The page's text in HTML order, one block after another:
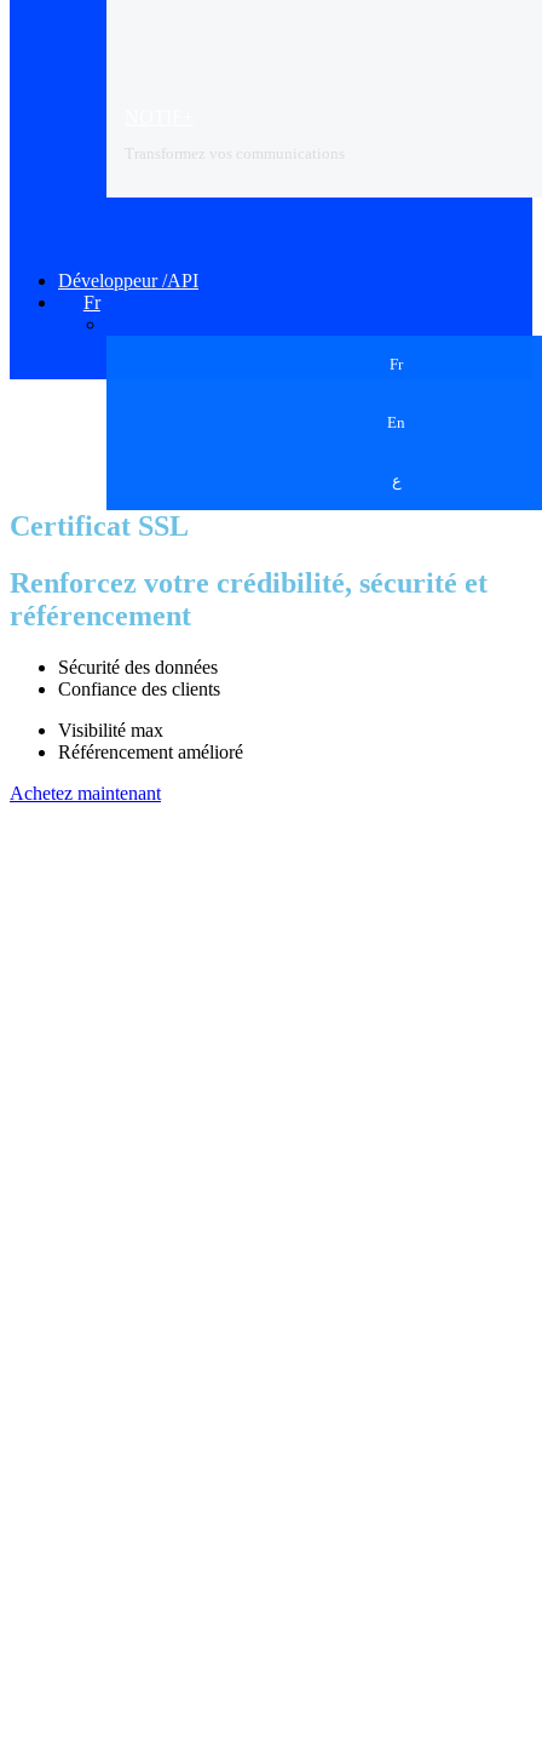
Transformez vos communications
Développeur /API
Fr
Fr
En
ع
Certificat SSL
Renforcez votre crédibilité, sécurité et
référencement
Sécurité des données
Confiance des clients
Visibilité max
Référencement amélioré
Achetez maintenant